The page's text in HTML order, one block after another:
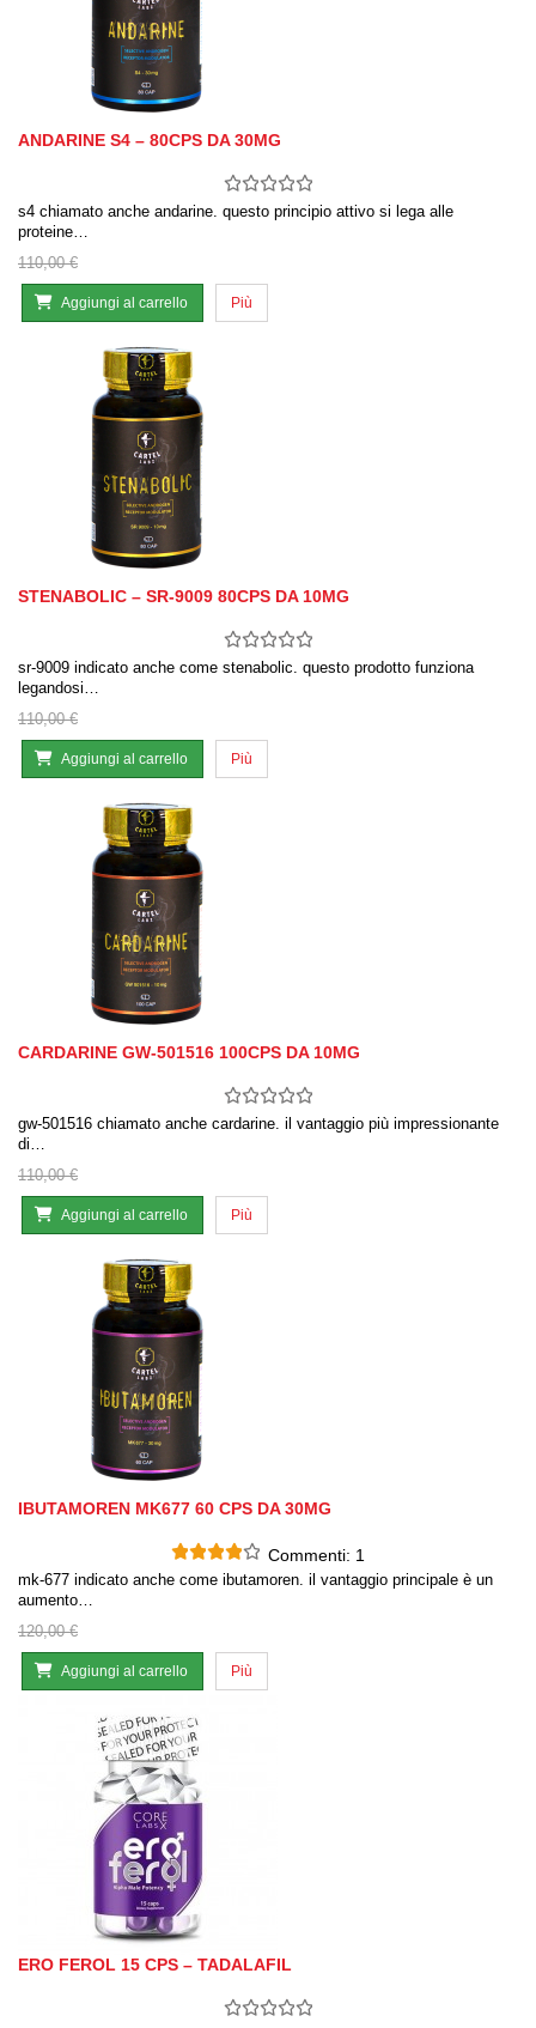
ANDARINE S4 – 80CPS DA 30MG
s4 chiamato anche andarine. questo principio attivo si lega alle
proteine…
110,00 €
Aggiungi al carrello Più
STENABOLIC – SR-9009 80CPS DA 10MG
sr-9009 indicato anche come stenabolic. questo prodotto funziona
legandosi…
110,00 €
Aggiungi al carrello Più
CARDARINE GW-501516 100CPS DA 10MG
gw-501516 chiamato anche cardarine. il vantaggio più impressionante
di…
110,00 €
Aggiungi al carrello Più
IBUTAMOREN MK677 60 CPS DA 30MG
Commenti: 1
mk-677 indicato anche come ibutamoren. il vantaggio principale è un
aumento…
120,00 €
Aggiungi al carrello Più
ERO FEROL 15 CPS – TADALAFIL